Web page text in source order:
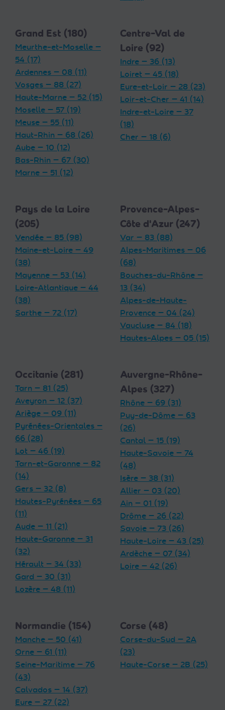
Grand Est (180)
Meurthe-et-Moselle —
54 (17)
Ardennes — 08 (11)
Vosges — 88 (27)
Haute-Marne — 52 (15)
Moselle — 57 (19)
Meuse — 55 (11)
Haut-Rhin — 68 (26)
Aube — 10 (12)
Bas-Rhin — 67 (30)
Marne — 51 (12)
Centre-Val de
Loire (92)
Indre — 36 (13)
Loiret — 45 (18)
Eure-et-Loir — 28 (23)
Loir-et-Cher — 41 (14)
Indre-et-Loire — 37
(18)
Cher — 18 (6)
Pays de la Loire
(205)
Vendée — 85 (98)
Maine-et-Loire — 49
(38)
Mayenne — 53 (14)
Loire-Atlantique — 44
(38)
Sarthe — 72 (17)
Provence-Alpes-
Côte d'Azur (247)
Var — 83 (88)
Alpes-Maritimes — 06
(68)
Bouches-du-Rhône —
13 (34)
Alpes-de-Haute-
Provence — 04 (24)
Vaucluse — 84 (18)
Hautes-Alpes — 05 (15)
Occitanie (281)
Tarn — 81 (25)
Aveyron — 12 (37)
Ariège — 09 (11)
Pyrénées-Orientales —
66 (28)
Lot — 46 (19)
Tarn-et-Garonne — 82
(14)
Gers — 32 (8)
Hautes-Pyrénées — 65
(11)
Aude — 11 (21)
Haute-Garonne — 31
(32)
Hérault — 34 (33)
Gard — 30 (31)
Lozère — 48 (11)
Auvergne-Rhône-
Alpes (327)
Rhône — 69 (31)
Puy-de-Dôme — 63
(26)
Cantal — 15 (19)
Haute-Savoie — 74
(48)
Isère — 38 (31)
Allier — 03 (20)
Ain — 01 (19)
Drôme — 26 (22)
Savoie — 73 (26)
Haute-Loire — 43 (25)
Ardèche — 07 (34)
Loire — 42 (26)
Normandie (154)
Manche — 50 (41)
Orne — 61 (11)
Seine-Maritime — 76
(43)
Calvados — 14 (37)
Eure — 27 (22)
Corse (48)
Corse-du-Sud — 2A
(23)
Haute-Corse — 2B (25)